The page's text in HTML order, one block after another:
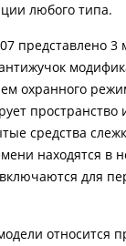
любого типа.
представлено 3
охранного
пространство
средства
находятся в
для
относится